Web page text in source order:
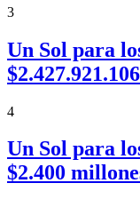
3
Un Sol para
4
Un Sol para
$2.400